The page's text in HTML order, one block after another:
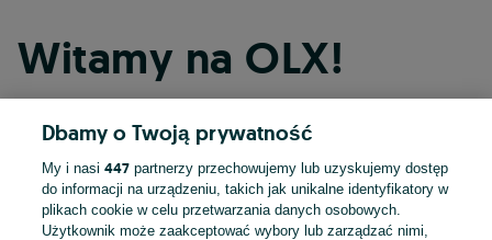
Witamy na OLX!
Kontynuuj przez Facebooka
Kontynuuj przez konto Apple
Dbamy o Twoją prywatność
My i nasi447 partnerzy przechowujemy lub uzyskujemy dostęp
do informacji na urządzeniu, takich jak unikalne identyfikatory w
plikach cookie w celu przetwarzania danych osobowych.
Użytkownik może zaakceptować wybory lub zarządzać nimi,